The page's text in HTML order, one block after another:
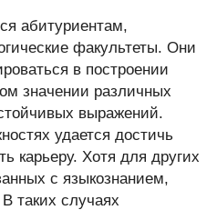
абитуриентам,
факультеты. Они
в построении
значении различных
выражений.
удается достичь
карьеру. Хотя для других
с языкознанием,
таких случаях